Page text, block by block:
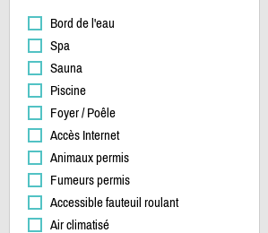
Bord de l'eau
Spa
Sauna
Piscine
Foyer / Poêle
Accès Internet
Animaux permis
Fumeurs permis
Accessible fauteuil roulant
Air climatisé